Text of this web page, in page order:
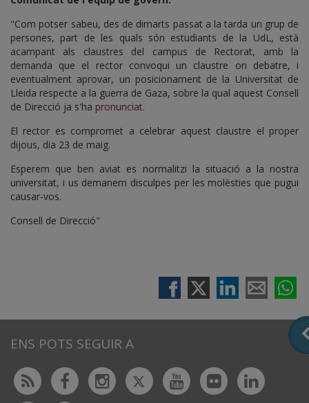
"Com potser sabeu, des de dimarts passat a la tarda un grup de
persones, part de les quals són estudiants de la UdL, està
acampant als claustres del campus de Rectorat, amb la
demanda que el rector convoqui un claustre on debatre, i
eventualment aprovar, un posicionament de la Universitat de
Lleida respecte a la guerra de Gaza, sobre la qual aquest Consell
de Direcció ja s'ha pronunciat.
El rector es compromet a celebrar aquest claustre el proper
dijous, dia 23 de maig.
Esperem que ben aviat es normalitzi la situació a la nostra
universitat, i us demanem disculpes per les molèsties que pugui
causar-vos.
Consell de Direcció"
ENS POTS SEGUIR A
Rss FacebookInstagram
TwitterYoutubeFlickr